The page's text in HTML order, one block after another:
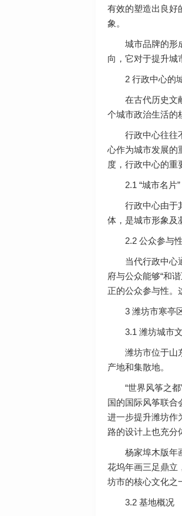
有效的塑造出良好
象。
城市品牌的形成
向，它对于提升城
2 行政中心的
在古代历史文献
个城市政治生活的
行政中心往往不
心作为城市发展的
度，行政中心的重
2.1 “城市名片”
行政中心由于其
体，是城市形象及
2.2 公众参与性
当代行政中心通
府与公众能够“和
正的公众参与性。
3 潍坊市寒亭区
3.1 潍坊城市
潍坊市位于山东
产地和集散地。
“世界风筝之都”
国的国际风筝联合
进一步提升潍坊作
路的设计上也充分
杨家埠木版年画
花坞年画三足鼎立
坊市的核心文化之
3.2 基地概况